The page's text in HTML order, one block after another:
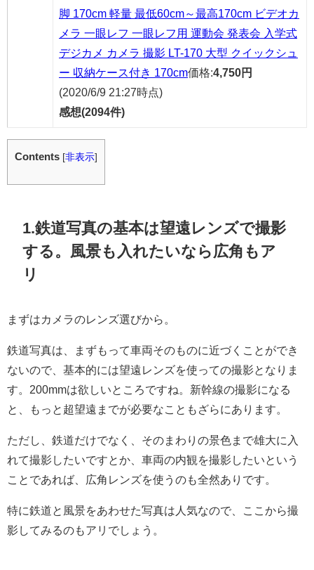
脚 170cm 軽量 最低60cm～最高170cm ビデオカ
メラ 一眼レフ 一眼レフ用 運動会 発表会 入学式
デジカメ カメラ 撮影 LT-170 大型 クイックシュ
ー 収納ケース付き 170cm価格:4,750円
(2020/6/9 21:27時点)
感想(2094件)
Contents [非表示]
1.鉄道写真の基本は望遠レンズで撮影
する。風景も入れたいなら広角もア
リ
まずはカメラのレンズ選びから。
鉄道写真は、まずもって車両そのものに近づくことができ
ないので、基本的には望遠レンズを使っての撮影となりま
す。200mmは欲しいところですね。新幹線の撮影になる
と、もっと超望遠までが必要なこともざらにあります。
ただし、鉄道だけでなく、そのまわりの景色まで雄大に入
れて撮影したいですとか、車両の内観を撮影したいという
ことであれば、広角レンズを使うのも全然ありです。
特に鉄道と風景をあわせた写真は人気なので、ここから撮
影してみるのもアリでしょう。